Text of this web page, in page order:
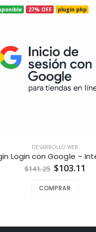
27% OFF plugin php
DESARROLLO WEB
$141.25 $103.11
COMPRAR